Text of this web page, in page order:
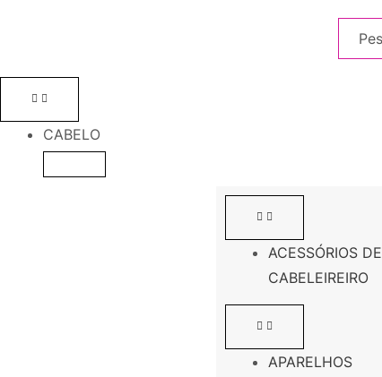
CABELO
ACESSÓRIOS DE
CABELEIREIRO
APARELHOS